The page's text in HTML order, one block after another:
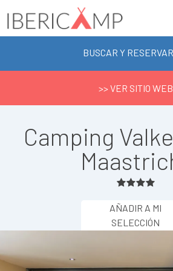
BUSCAR Y RESERVAR
>> VER SITIO WEB
Camping
AÑADIR A MI
SELECCIÓN